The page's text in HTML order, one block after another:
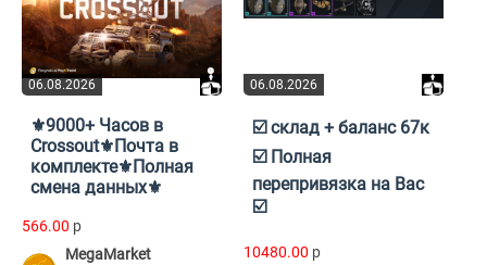
06.08.2026
⚜️9000+ Часов в
Crossout⚜️Почта в
комплекте⚜️Полная
смена данных⚜️
566.00 p
MegaMarket
06.08.2026
☑️ склад + баланс 67к
☑️ Полная
перепривязка на Вас
☑️
10480.00 p